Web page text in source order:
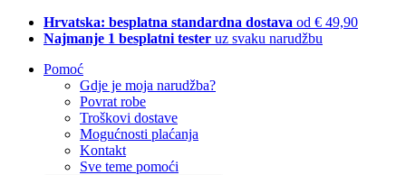
Hrvatska: besplatna standardna dostava od € 49,90
Najmanje 1 besplatni tester uz svaku narudžbu
Pomoć
Gdje je moja narudžba?
Povrat robe
Troškovi dostave
Mogućnosti plaćanja
Kontakt
Sve teme pomoći